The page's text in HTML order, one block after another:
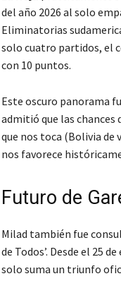
del año 2026 al solo
Eliminatorias
solo cuatro partidos, el
con 10 puntos.
Este oscuro panorama
admitió que las chances
que nos toca (Bolivia de
nos favorece
Futuro de
Milad también fue
de Todos’. Desde el 25
solo suma un triunfo